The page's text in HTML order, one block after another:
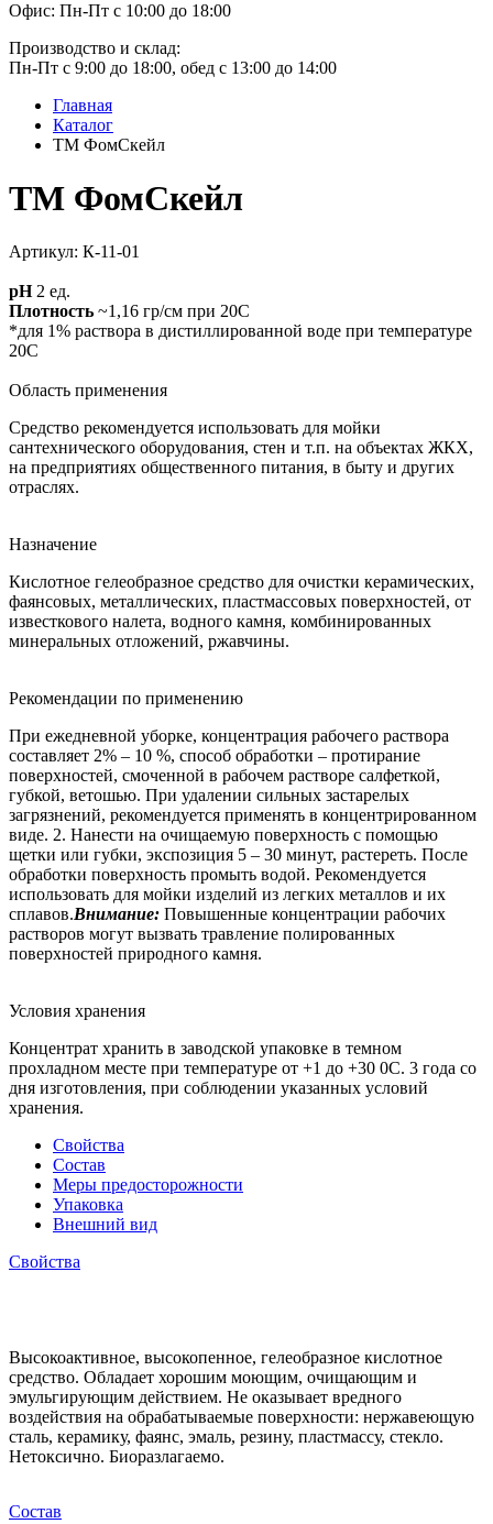
Офис: Пн-Пт с 10:00 до 18:00
Производство и склад:
Пн-Пт с 9:00 до 18:00, обед с 13:00 до 14:00
Главная
Каталог
ТМ ФомСкейл
ТМ ФомСкейл
Артикул: К-11-01
pH 2 ед.
Плотность ~1,16 гр/см при 20С
*для 1% раствора в дистиллированной воде при температуре
20С
Область применения
Средство рекомендуется использовать для мойки
сантехнического оборудования, стен и т.п. на объектах ЖКХ,
на предприятиях общественного питания, в быту и других
отраслях.
Назначение
Кислотное гелеобразное средство для очистки керамических,
фаянсовых, металлических, пластмассовых поверхностей, от
известкового налета, водного камня, комбинированных
минеральных отложений, ржавчины.
Рекомендации по применению
При ежедневной уборке, концентрация рабочего раствора
составляет 2% – 10 %, способ обработки – протирание
поверхностей, смоченной в рабочем растворе салфеткой,
губкой, ветошью. При удалении сильных застарелых
загрязнений, рекомендуется применять в концентрированном
виде. 2. Нанести на очищаемую поверхность с помощью
щетки или губки, экспозиция 5 – 30 минут, растереть. После
обработки поверхность промыть водой. Рекомендуется
использовать для мойки изделий из легких металлов и их
сплавов.Внимание: Повышенные концентрации рабочих
растворов могут вызвать травление полированных
поверхностей природного камня.
Условия хранения
Концентрат хранить в заводской упаковке в темном
прохладном месте при температуре от +1 до +30 0С. 3 года со
дня изготовления, при соблюдении указанных условий
хранения.
Свойства
Состав
Меры предосторожности
Упаковка
Внешний вид
Свойства
Высокоактивное, высокопенное, гелеобразное кислотное
средство. Обладает хорошим моющим, очищающим и
эмульгирующим действием. Не оказывает вредного
воздействия на обрабатываемые поверхности: нержавеющую
сталь, керамику, фаянс, эмаль, резину, пластмассу, стекло.
Нетоксично. Биоразлагаемо.
Состав